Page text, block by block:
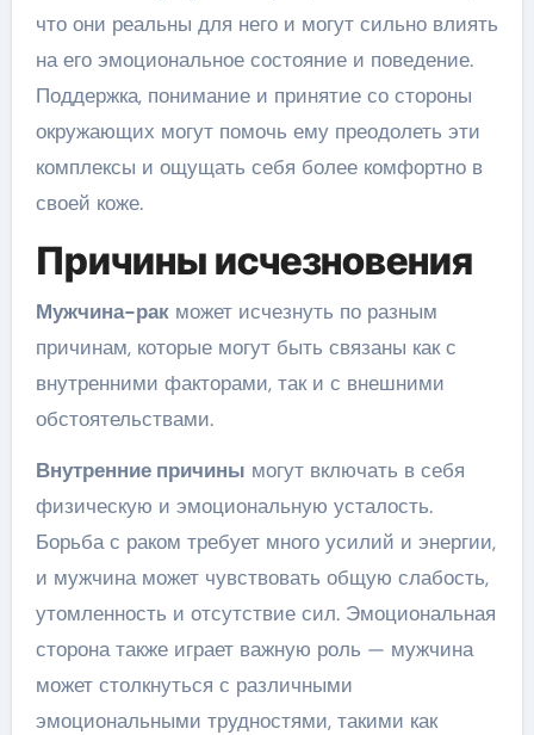
что они реальны для него и могут сильно влиять
на его эмоциональное состояние и поведение.
Поддержка, понимание и принятие со стороны
окружающих могут помочь ему преодолеть эти
комплексы и ощущать себя более комфортно в
своей коже.
Причины исчезновения
Мужчина-ракможет исчезнуть по разным
причинам, которые могут быть связаны как с
внутренними факторами, так и с внешними
обстоятельствами.
Внутренние причины могут включать в себя
физическую и эмоциональную усталость.
Борьба с раком требует много усилий и энергии,
и мужчина может чувствовать общую слабость,
утомленность и отсутствие сил. Эмоциональная
сторона также играет важную роль — мужчина
может столкнуться с различными
эмоциональными трудностями, такими как